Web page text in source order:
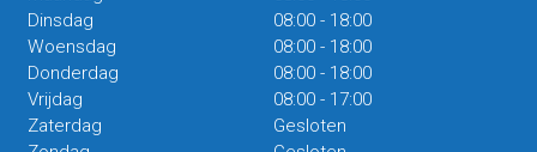
Dinsdag
08:00- 18:00
Woensdag
08:00- 18:00
Donderdag
08:00- 18:00
Vrijdag
08:00- 17:00
Zaterdag
Gesloten